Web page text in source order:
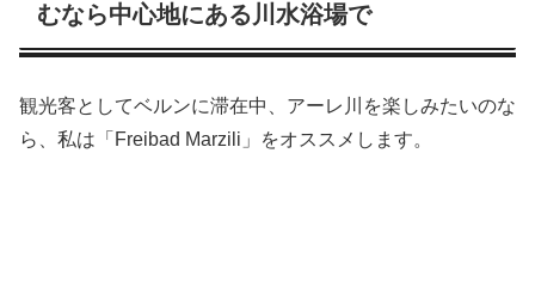
むなら中心地にある川水浴場で
観光客としてベルンに滞在中、アーレ川を楽しみたいのな
ら、私は「Freibad Marzili」をオススメします。